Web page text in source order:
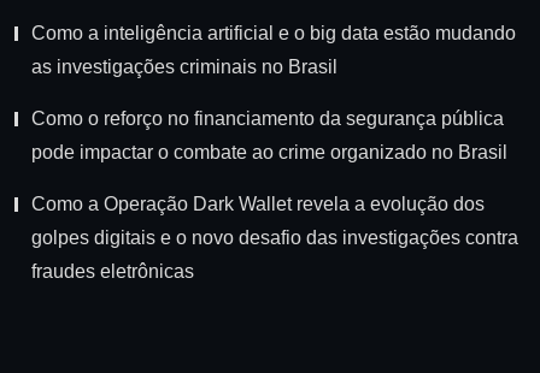
Como a inteligência artificial e o big data estão mudando
as investigações criminais no Brasil
Como o reforço no financiamento da segurança pública
pode impactar o combate ao crime organizado no Brasil
Como a Operação Dark Wallet revela a evolução dos
golpes digitais e o novo desafio das investigações contra
fraudes eletrônicas